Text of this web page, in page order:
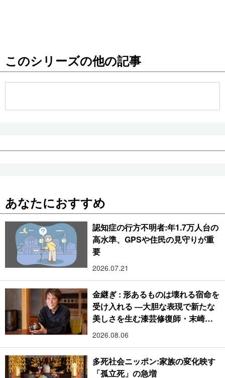
東京
このシリーズの他の記事
あなたにおすすめ
認知症の行方不明者:年1.7万人台の
高水準、GPSや住民の見守りが重
要
2026.07.21
金継ぎ : 形あるものは壊れる宿命を
受け入れる ―大胆な表現で新たな
美しさを生む漆芸修復師・末崎広
樹
2026.08.06
多死社会ニッポン:家族の変化映す
「孤立死」の急増